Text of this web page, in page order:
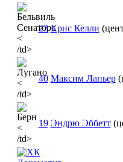
<
/td>
23 Крис Келли
<
/td>
40 Максим Лапьер
<
/td>
19 Эндрю Эббетт